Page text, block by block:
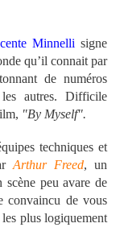
Minnelli signe
qu’il connait par
de numéros
autres. Difficile
"By Myself".
techniques et
Arthur Freed, un
scène peu avare de
convaincu de vous
plus logiquement